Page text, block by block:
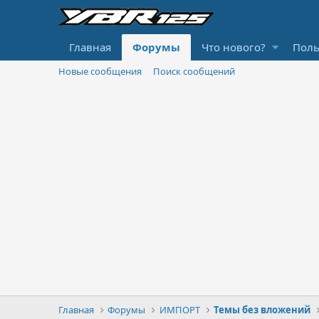
Главная Форумы Что нового?
Новые сообщения Поиск сообщений
Главная Форумы ИМПОРТ Темы без вложений